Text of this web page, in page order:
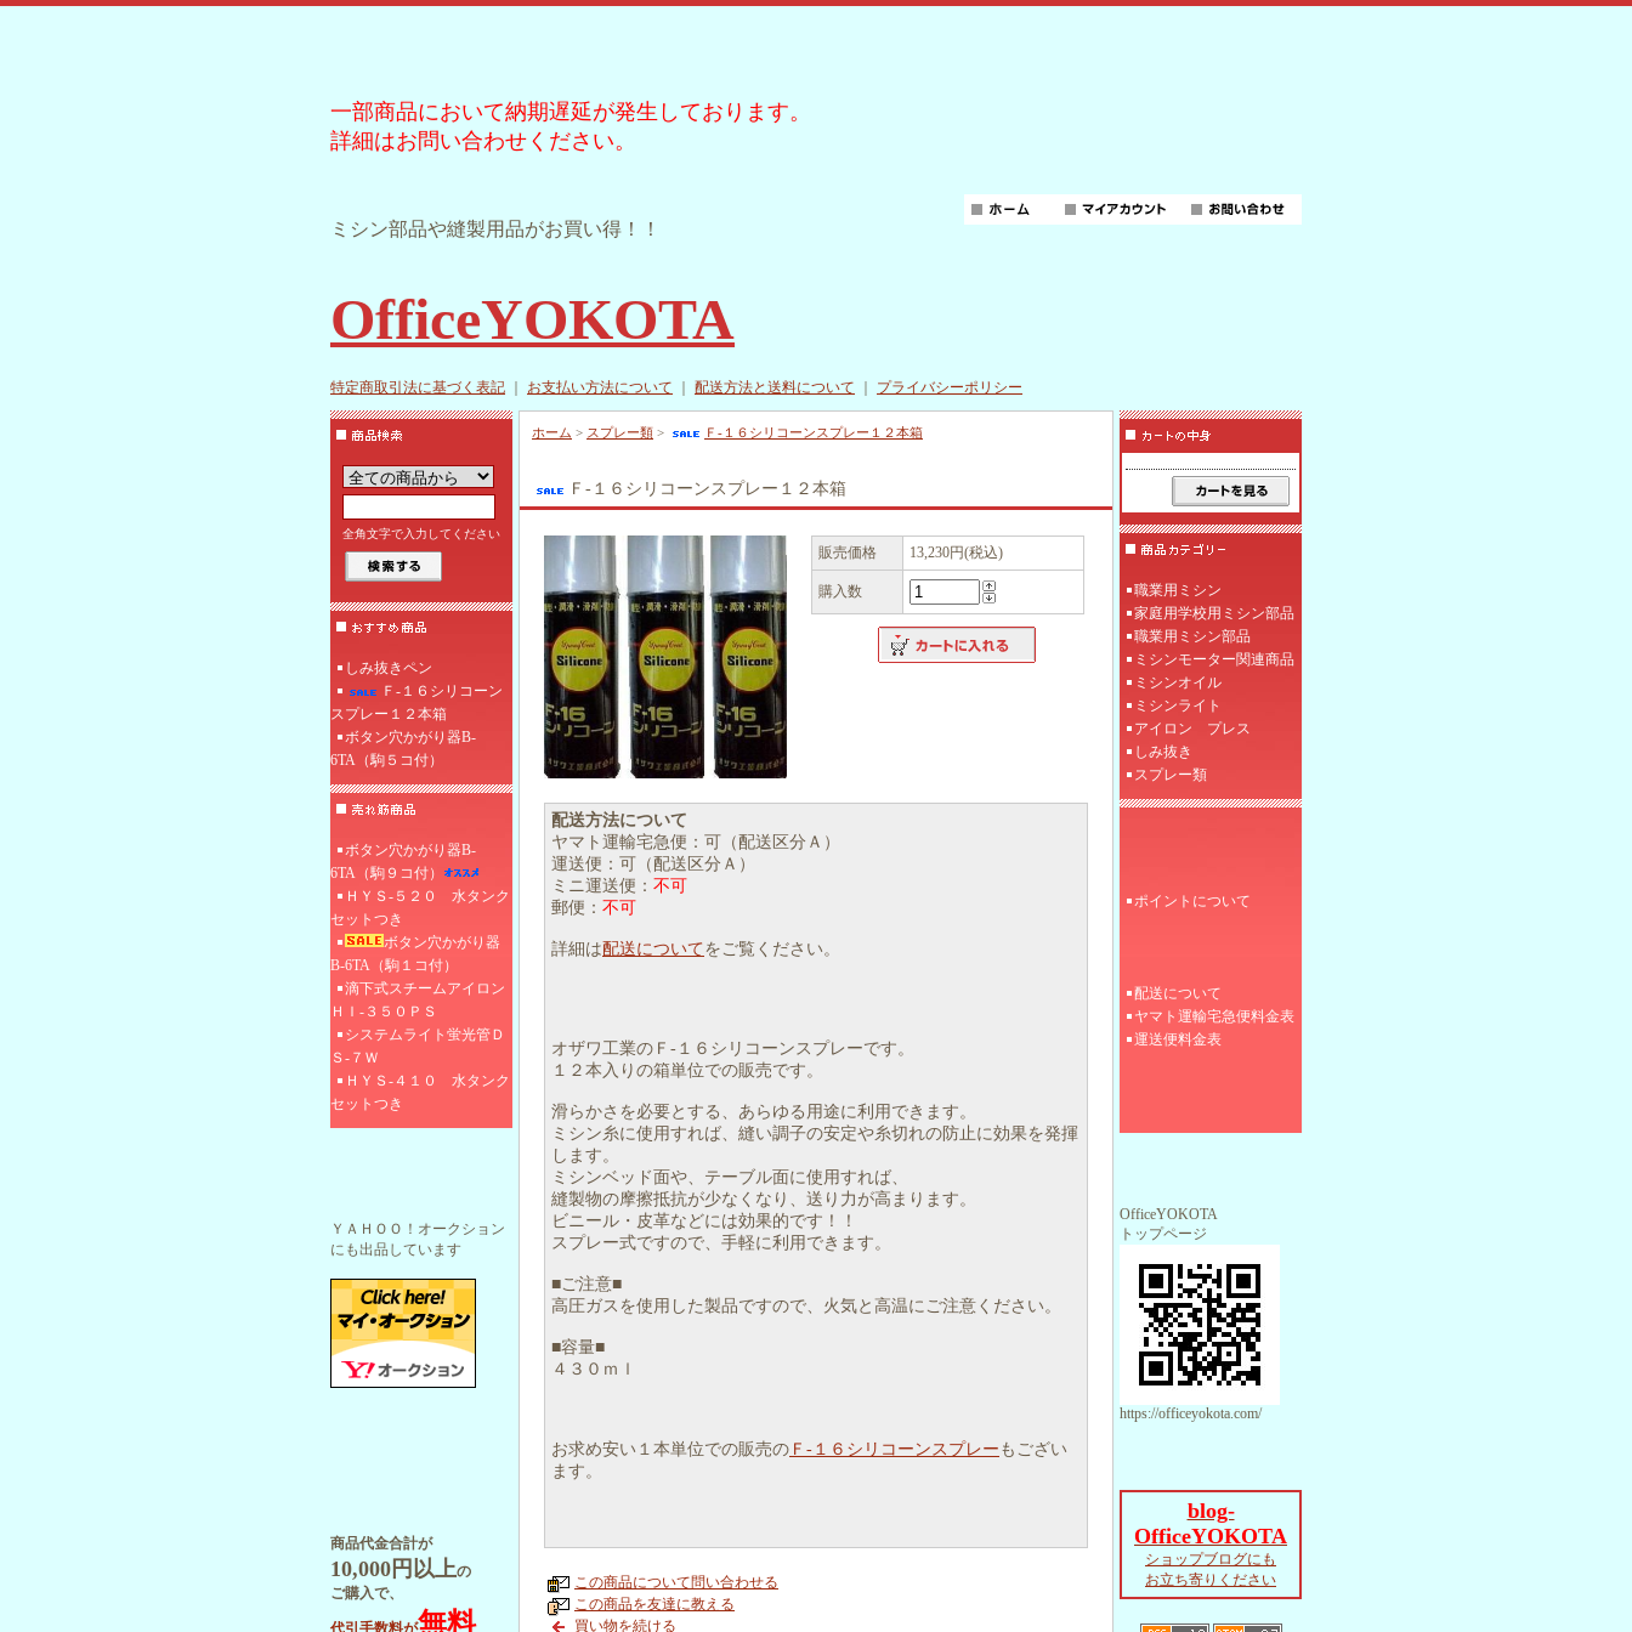
一部商品において納期遅延が発生しております。
詳細はお問い合わせください。
ミシン部品や縫製用品がお買い得！！
OfficeYOKOTA
特定商取引法に基づく表記 お支払い方法について 配送方法と送料について プライバシーポリシー
全角文字で入力してください
しみ抜きペン
Ｆ‐１６シリコーン
スプレー１２本箱
ボタン穴かがり器B-
6TA（駒５コ付）
ボタン穴かがり器B-
6TA（駒９コ付）
ＨＹＳ-５２０ 水タンク
セットつき
ボタン穴かがり器
B-6TA（駒１コ付）
滴下式スチームアイロン
ＨＩ‐３５０ＰＳ
システムライト蛍光管Ｄ
Ｓ-７Ｗ
ＨＹＳ-４１０ 水タンク
セットつき
ＹＡＨＯＯ！オークション
にも出品しています
商品代金合計が
10,000円以上の
ご購入で、
代引手数料が無料
ホーム > スプレー類 > Ｆ‐１６シリコーンスプレー１２本箱
Ｆ‐１６シリコーンスプレー１２本箱
販売価格 13,230円(税込)
購入数
配送方法について
ヤマト運輸宅急便：可（配送区分Ａ）
運送便：可（配送区分Ａ）
ミニ運送便： 不可
郵便： 不可
詳細は配送についてをご覧ください。
オザワ工業のＦ‐１６シリコーンスプレーです。
１２本入りの箱単位での販売です。
滑らかさを必要とする、あらゆる用途に利用できます。
ミシン糸に使用すれば、縫い調子の安定や糸切れの防止に効果を発揮
します。
ミシンベッド面や、テーブル面に使用すれば、
縫製物の摩擦抵抗が少なくなり、送り力が高まります。
ビニール・皮革などには効果的です！！
スプレー式ですので、手軽に利用できます。
■ご注意■
高圧ガスを使用した製品ですので、火気と高温にご注意ください。
■容量■
４３０ｍｌ
お求め安い１本単位での販売の Ｆ‐１６シリコーンスプレー もござい
ます。
この商品について問い合わせる
この商品を友達に教える
買い物を続ける
職業用ミシン
家庭用学校用ミシン部品
職業用ミシン部品
ミシンモーター関連商品
ミシンオイル
ミシンライト
アイロン プレス
しみ抜き
スプレー類
ポイントについて
配送について
ヤマト運輸宅急便料金表
運送便料金表
OfficeYOKOTA
トップページ
https://officeyokota.com/
blog-
OfficeYOKOTA
ショップブログにも
お立ち寄りください